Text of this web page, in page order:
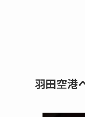
羽田空港